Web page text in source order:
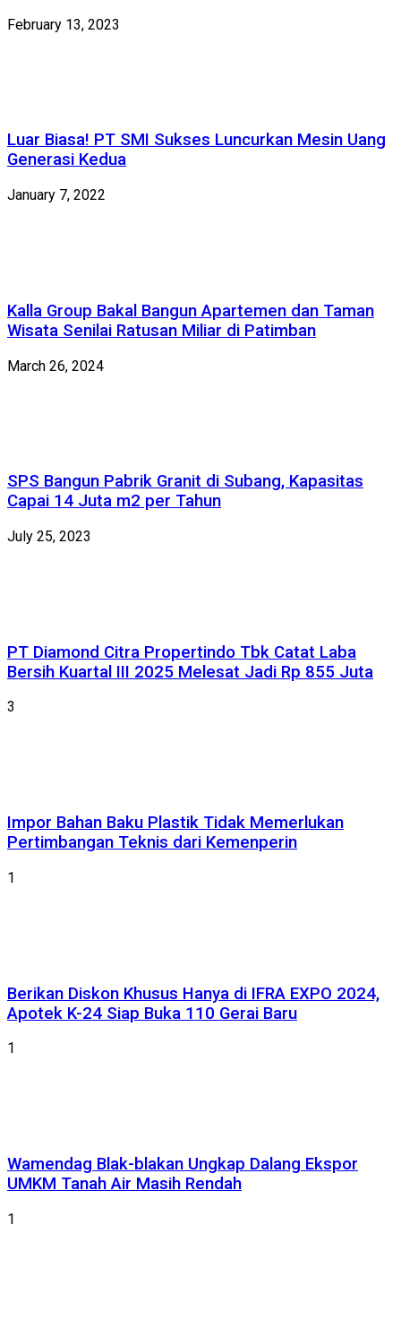
February 13, 2023
Luar Biasa! PT SMI Sukses Luncurkan Mesin Uang
Generasi Kedua
January 7, 2022
Kalla Group Bakal Bangun Apartemen dan Taman
Wisata Senilai Ratusan Miliar di Patimban
March 26, 2024
SPS Bangun Pabrik Granit di Subang, Kapasitas
Capai 14 Juta m2 per Tahun
July 25, 2023
PT Diamond Citra Propertindo Tbk Catat Laba
Bersih Kuartal III 2025 Melesat Jadi Rp 855 Juta
3
Impor Bahan Baku Plastik Tidak Memerlukan
Pertimbangan Teknis dari Kemenperin
1
Berikan Diskon Khusus Hanya di IFRA EXPO 2024,
Apotek K-24 Siap Buka 110 Gerai Baru
1
Wamendag Blak-blakan Ungkap Dalang Ekspor
UMKM Tanah Air Masih Rendah
1